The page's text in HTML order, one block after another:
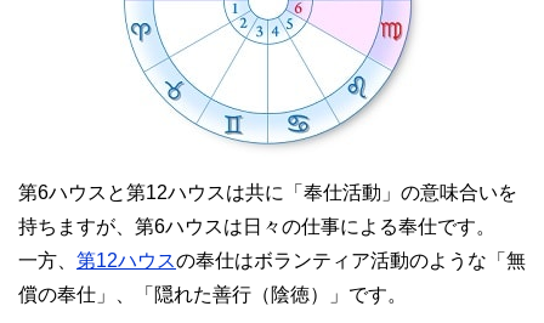
第6ハウスと第12ハウスは共に「奉仕活動」の意味合いを
持ちますが、第6ハウスは日々の仕事による奉仕です。
一方、 第12ハウスの奉仕はボランティア活動のような「無
償の奉仕」、「隠れた善行（陰徳）」です。